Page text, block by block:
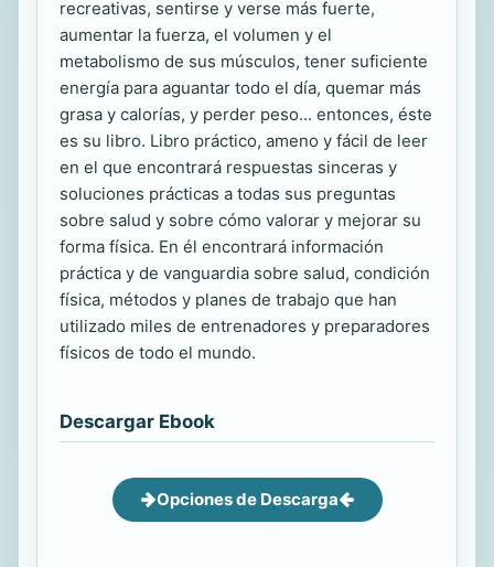
recreativas, sentirse y verse más fuerte,
aumentar la fuerza, el volumen y el
metabolismo de sus músculos, tener suficiente
energía para aguantar todo el día, quemar más
grasa y calorías, y perder peso... entonces, éste
es su libro. Libro práctico, ameno y fácil de leer
en el que encontrará respuestas sinceras y
soluciones prácticas a todas sus preguntas
sobre salud y sobre cómo valorar y mejorar su
forma física. En él encontrará información
práctica y de vanguardia sobre salud, condición
física, métodos y planes de trabajo que han
utilizado miles de entrenadores y preparadores
físicos de todo el mundo.
Descargar Ebook
Opciones de Descarga